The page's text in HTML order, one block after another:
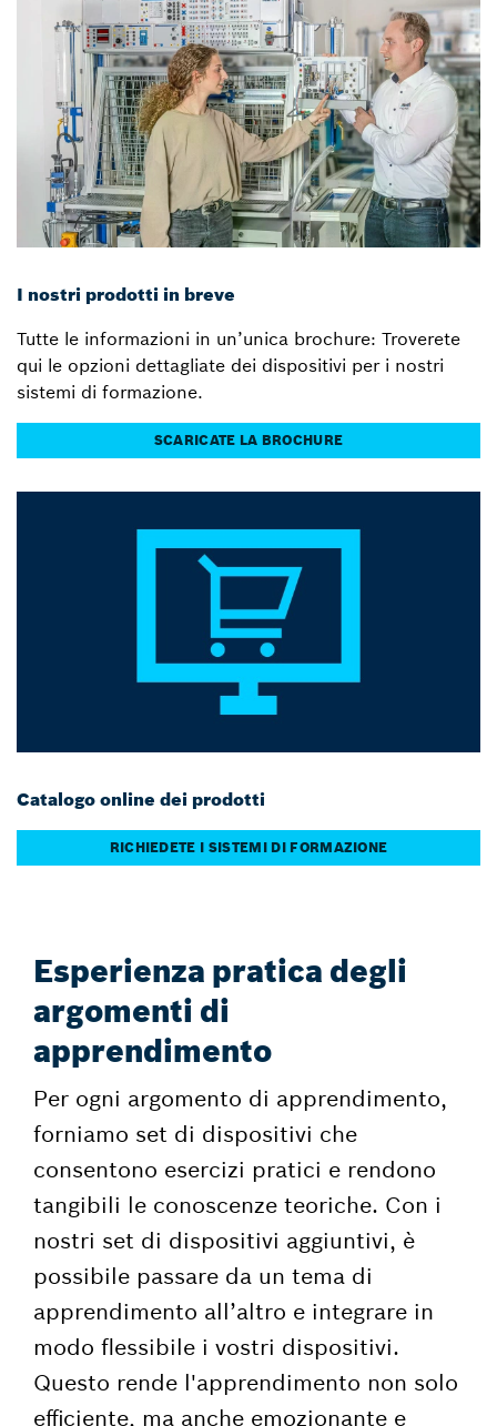
I nostri prodotti in breve
Tutte le informazioni in un’unica brochure: Troverete
qui le opzioni dettagliate dei dispositivi per i nostri
sistemi di formazione.
SCARICATE LA BROCHURE
Catalogo online dei prodotti
RICHIEDETE I SISTEMI DI FORMAZIONE
Esperienza pratica degli
argomenti di
apprendimento
Per ogni argomento di apprendimento,
forniamo set di dispositivi che
consentono esercizi pratici e rendono
tangibili le conoscenze teoriche. Con i
nostri set di dispositivi aggiuntivi, è
possibile passare da un tema di
apprendimento all’altro e integrare in
modo flessibile i vostri dispositivi.
Questo rende l'apprendimento non solo
efficiente, ma anche emozionante e